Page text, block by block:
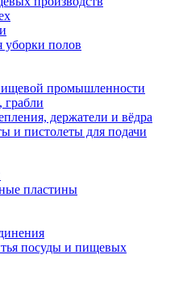
уборки полов
промышленности
держатели и вёдра
и пистолеты для подачи
пластины
посуды и пищевых